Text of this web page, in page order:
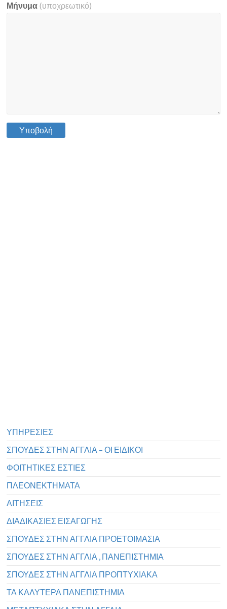
Μήνυμα (υποχρεωτικό)
Υποβολή
ΥΠΗΡΕΣΙΕΣ
ΣΠΟΥΔΕΣ ΣΤΗΝ ΑΓΓΛΙΑ – ΟΙ ΕΙΔΙΚΟΙ
ΦΟΙΤΗΤΙΚΕΣ ΕΣΤΙΕΣ
ΠΛΕΟΝΕΚΤΗΜΑΤΑ
ΑΙΤΗΣΕΙΣ
ΔΙΑΔΙΚΑΣΙΕΣ ΕΙΣΑΓΩΓΗΣ
ΣΠΟΥΔΕΣ ΣΤΗΝ ΑΓΓΛΙΑ ΠΡΟΕΤΟΙΜΑΣΙΑ
ΣΠΟΥΔΕΣ ΣΤΗΝ ΑΓΓΛΙΑ , ΠΑΝΕΠΙΣΤΗΜΙΑ
ΣΠΟΥΔΕΣ ΣΤΗΝ ΑΓΓΛΙΑ ΠΡΟΠΤΥΧΙΑΚΑ
ΤΑ ΚΑΛΥΤΕΡΑ ΠΑΝΕΠΙΣΤΗΜΙΑ